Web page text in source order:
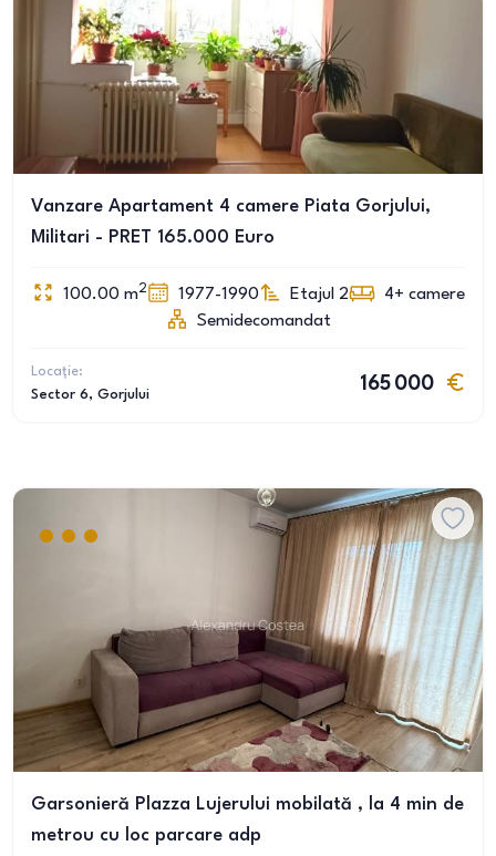
Vanzare Apartament 4 camere Piata Gorjului,
Militari - PRET 165.000 Euro
100.00 m2 1977-1990 Etajul 2 4+ camere
Semidecomandat
Locație:
Sector 6, Gorjului
165 000
Garsonieră Plazza Lujerului mobilată , la 4 min de
metrou cu loc parcare adp